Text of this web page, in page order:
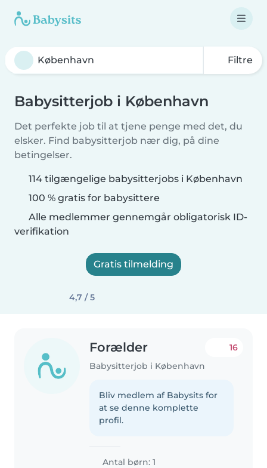
Filtre
Babysitterjob i København
Det perfekte job til at tjene penge med det, du
elsker. Find babysitterjob nær dig, på dine
betingelser.
114 tilgængelige babysitterjobs i København
100 % gratis for babysittere
Alle medlemmer gennemgår obligatorisk ID-
verifikation
Gratis tilmelding
4,7 / 5
Forælder
Babysitterjob i København
16
Bliv medlem af Babysits for
at se denne komplette
profil.
Antal børn: 1